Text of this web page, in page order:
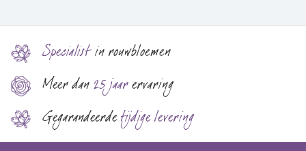
Specialistin rouwbloemen
Meer dan25 jaarervaring
Gegarandeerdetijdige levering